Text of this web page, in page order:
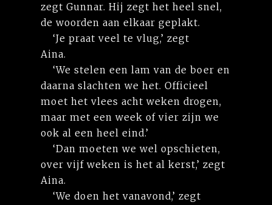
zegt Gunnar. Hij zegt het heel snel,
de woorden aan elkaar geplakt.
‘Je praat veel te vlug,’ zegt
Aina.
‘We stelen een lam van de boer en
daarna slachten we het. Officieel
moet het vlees acht weken drogen,
maar met een week of vier zijn we
ook al een heel eind.’
‘Dan moeten we wel opschieten,
over vijf weken is het al kerst,’ zegt
Aina.
‘We doen het vanavond,’ zegt